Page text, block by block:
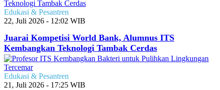
Edukasi & Pesantren
22, Juli 2026 - 12:02 WIB
Juarai Kompetisi World Bank, Alumnus ITS
Kembangkan Teknologi Tambak Cerdas
Edukasi & Pesantren
21, Juli 2026 - 17:25 WIB